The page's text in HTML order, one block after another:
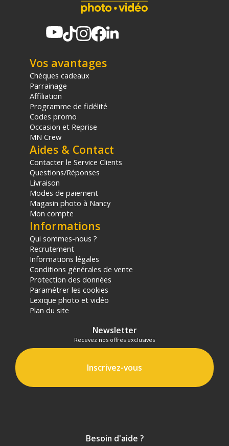
Vos avantages
Chèques cadeaux
Parrainage
Affiliation
Programme de fidélité
Codes promo
Occasion et Reprise
MN Crew
Aides & Contact
Contacter le Service Clients
Questions/Réponses
Livraison
Modes de paiement
Magasin photo à Nancy
Mon compte
Informations
Qui sommes-nous ?
Recrutement
Informations légales
Conditions générales de vente
Protection des données
Paramétrer les cookies
Lexique photo et vidéo
Plan du site
Newsletter
Recevez nos offres exclusives
Inscrivez-vous
Besoin d'aide ?